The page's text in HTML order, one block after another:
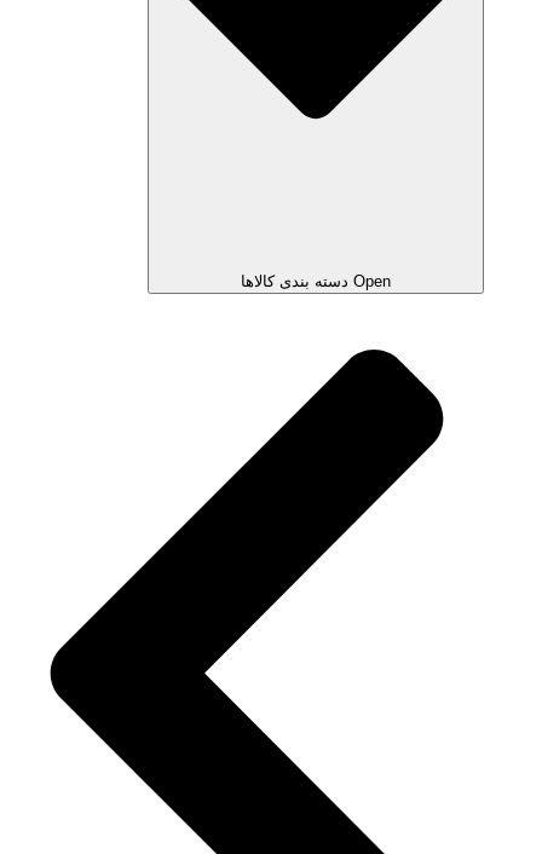
Open دسته بندی کالاها